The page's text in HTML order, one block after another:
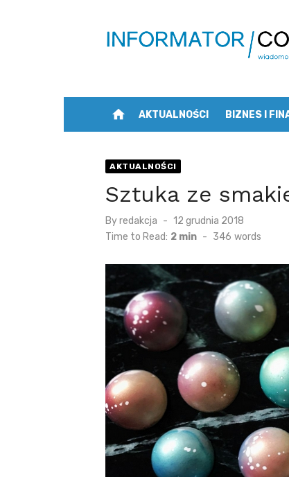
home AKTUALNOŚCI BIZNES I
AKTUALNOŚCI
Sztuka ze
Byredakcja
Posted
on
12 grudnia 2018
Time to Read: 2 min - 346 words